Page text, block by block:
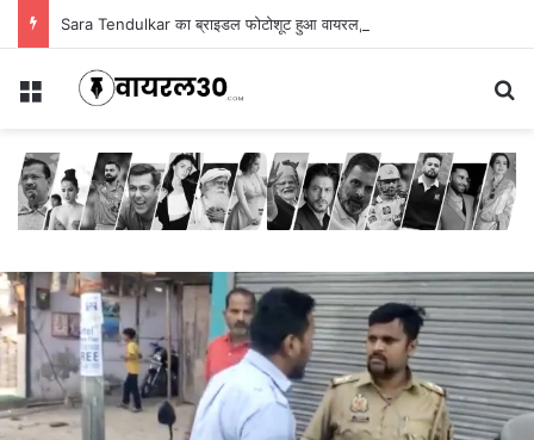
Sara Tendulkar का ब्राइडल फोटोशूट हुआ वायरल, देखें खूबसूरत तस्वीरें
Menu